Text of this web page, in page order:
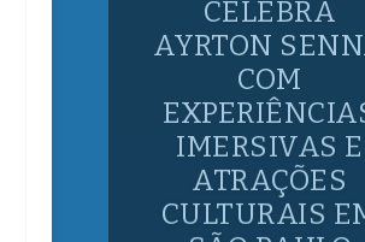
AYRTON
COM
EXPERIÊNCIAS
IMERSIVAS E
ATRAÇÕES
CULTURAIS EM
SÃO PAULO